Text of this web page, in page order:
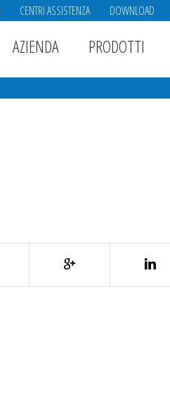
CENTRI ASSISTENZA DOWNLOAD
AZIENDA PRODOTTI